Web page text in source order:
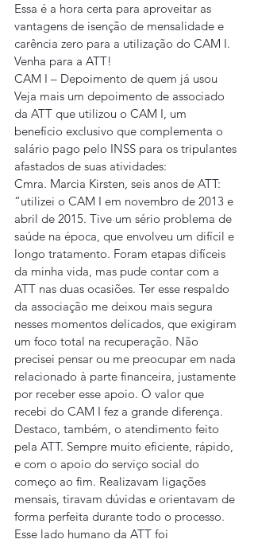
Essa é a hora certa para aproveitar as
vantagens de isenção de mensalidade e
carência zero para a utilização do CAM I.
Venha para a ATT!
CAM I – Depoimento de quem já usou
Veja mais um depoimento de associado
da ATT que utilizou o CAM I, um
benefício exclusivo que complementa o
salário pago pelo INSS para os tripulantes
afastados de suas atividades:
Cmra. Marcia Kirsten, seis anos de ATT:
“utilizei o CAM I em novembro de 2013 e
abril de 2015. Tive um sério problema de
saúde na época, que envolveu um difícil e
longo tratamento. Foram etapas difíceis
da minha vida, mas pude contar com a
ATT nas duas ocasiões. Ter esse respaldo
da associação me deixou mais segura
nesses momentos delicados, que exigiram
um foco total na recuperação. Não
precisei pensar ou me preocupar em nada
relacionado à parte financeira, justamente
por receber esse apoio. O valor que
recebi do CAM I fez a grande diferença.
Destaco, também, o atendimento feito
pela ATT. Sempre muito eficiente, rápido,
e com o apoio do serviço social do
começo ao fim. Realizavam ligações
mensais, tiravam dúvidas e orientavam de
forma perfeita durante todo o processo.
Esse lado humano da ATT foi